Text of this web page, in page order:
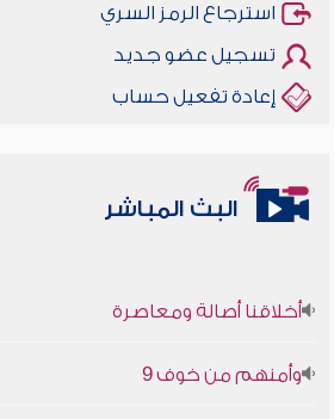
استرجاع الرمز السري
تسجيل عضو جديد
إعادة تفعيل حساب
البث المباشر
أخلاقنا أصالة ومعاصرة
وأمنهم من خوف 9